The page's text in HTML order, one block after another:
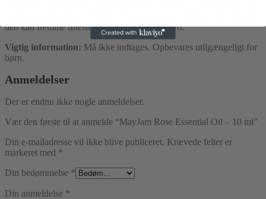
den kan fremme følelsen af velvære og indre ro.
Vigtig information: Må ikke indtages. Opbevares utilgængeligt for
børn.
Anmeldelser
Der er endnu ikke nogle anmeldelser.
Vær den første til at anmelde “MayJam Rose Essential Oil – 10 ml”
Din e-mailadresse vil ikke blive publiceret. Krævede felter er
markeret med *
Din bedømmelse *
Din anmeldelse *